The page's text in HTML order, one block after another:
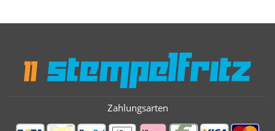
Zahlungsarten